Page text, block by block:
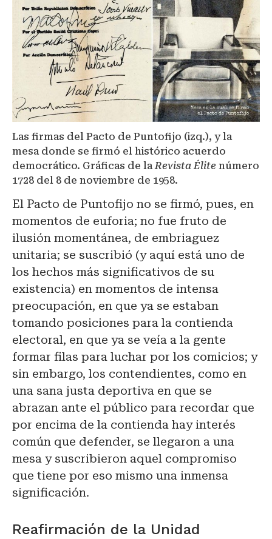
Las firmas del Pacto de Puntofijo (izq.), y la
mesa donde se firmó el histórico acuerdo
democrático. Gráficas de laRevista Élite número
1728 del 8 de noviembre de 1958.
El Pacto de Puntofijo no se firmó, pues, en
momentos de euforia; no fue fruto de
ilusión momentánea, de embriaguez
unitaria; se suscribió (y aquí está uno de
los hechos más significativos de su
existencia) en momentos de intensa
preocupación, en que ya se estaban
tomando posiciones para la contienda
electoral, en que ya se veía a la gente
formar filas para luchar por los comicios; y
sin embargo, los contendientes, como en
una sana justa deportiva en que se
abrazan ante el público para recordar que
por encima de la contienda hay interés
común que defender, se llegaron a una
mesa y suscribieron aquel compromiso
que tiene por eso mismo una inmensa
significación.
Reafirmación de la Unidad